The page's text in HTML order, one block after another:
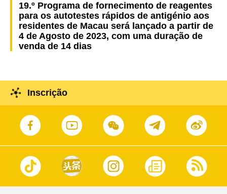
19.º Programa de fornecimento de reagentes
para os autotestes rápidos de antigénio aos
residentes de Macau será lançado a partir de
4 de Agosto de 2023, com uma duração de
venda de 14 dias
Inscrição